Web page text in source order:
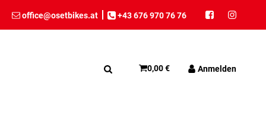
office@osetbikes.at +43 676 970 76 76
0,00 € Anmelden